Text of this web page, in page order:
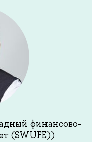
финансово-
(SWUFE))